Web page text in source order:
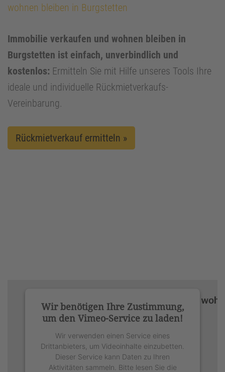
wohnen bleiben in Burgstetten
Immobilie verkaufen und wohnen bleiben in
Burgstetten ist einfach, unverbindlich und
kostenlos: Ermitteln Sie mit Hilfe unseres Tools Ihre
ideale und individuelle Rückmietverkaufs-
Vereinbarung.
Rückmietverkauf ermitteln »
Wir benötigen Ihre Zustimmung,
um den Vimeo-Service zu laden!
Wir verwenden einen Service eines
Drittanbieters, um Videoinhalte einzubetten.
Dieser Service kann Daten zu Ihren
Aktivitäten sammeln. Bitte lesen Sie die